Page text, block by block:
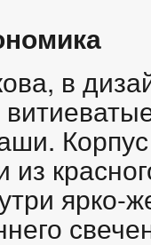
в
ярко-